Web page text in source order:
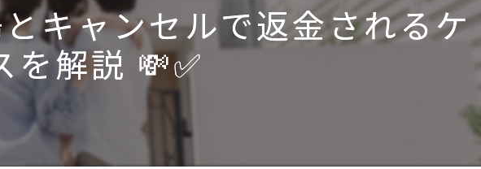
アパート
キャンセルで返金されるケ
を解説 💸✅